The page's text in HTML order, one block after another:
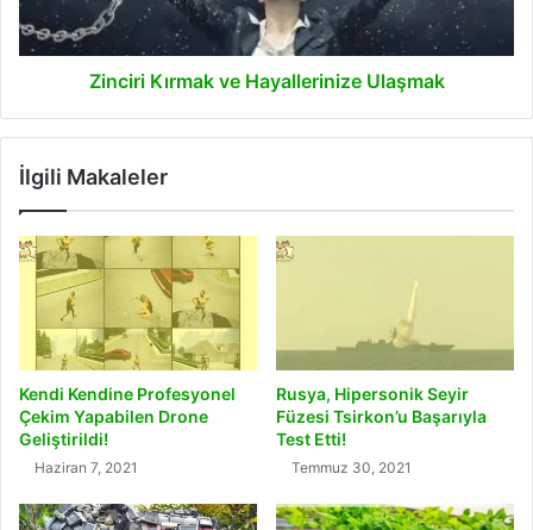
Zinciri Kırmak ve Hayallerinize Ulaşmak
İlgili Makaleler
Kendi Kendine Profesyonel
Çekim Yapabilen Drone
Geliştirildi!
Haziran 7, 2021
Rusya, Hipersonik Seyir
Füzesi Tsirkon’u Başarıyla
Test Etti!
Temmuz 30, 2021